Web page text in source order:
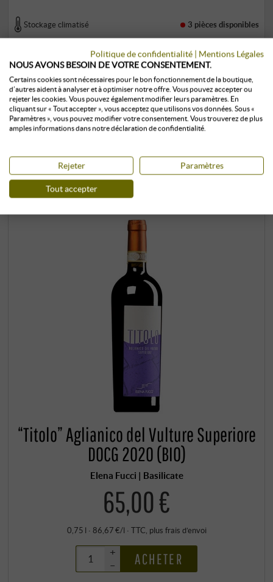
Stockage climatisé 3 pièces disponibles
LES CLIENTS QUI ONT ACHETÉ CE
“Titolo” Aglianico del Vulture Superiore
DOCG 2020 (BIO)
Elena Fucci | Basilicate
65,00 €
0,75 l · 86,67 €/l · TTC , plus frais d’envoi
+
–
ACHETER
Politique de confidentialité | Mentions Légales
NOUS AVONS BESOIN DE VOTRE CONSENTEMENT.
Certains cookies sont nécessaires pour le bon fonctionnement de la boutique,
d’autres aident à analyser et à optimiser notre offre. Vous pouvez accepter ou
rejeter les cookies. Vous pouvez également modifier leurs paramètres. En
cliquant sur « Tout accepter », vous acceptez que utilisons vos données. Sous «
Paramètres », vous pouvez modifier votre consentement. Vous trouverez de plus
amples informations dans notre déclaration de confidentialité.
Rejeter Paramètres
Tout accepter